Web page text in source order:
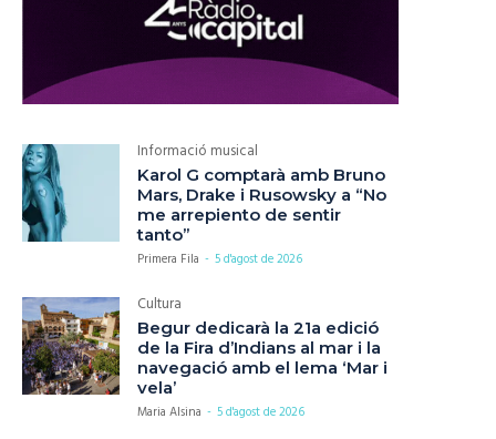
Informació musical
Karol G comptarà amb Bruno
Mars, Drake i Rusowsky a “No
me arrepiento de sentir
tanto”
Primera Fila - 5 d'agost de 2026
Cultura
Begur dedicarà la 21a edició
de la Fira d’Indians al mar i la
navegació amb el lema ‘Mar i
vela’
Maria Alsina - 5 d'agost de 2026